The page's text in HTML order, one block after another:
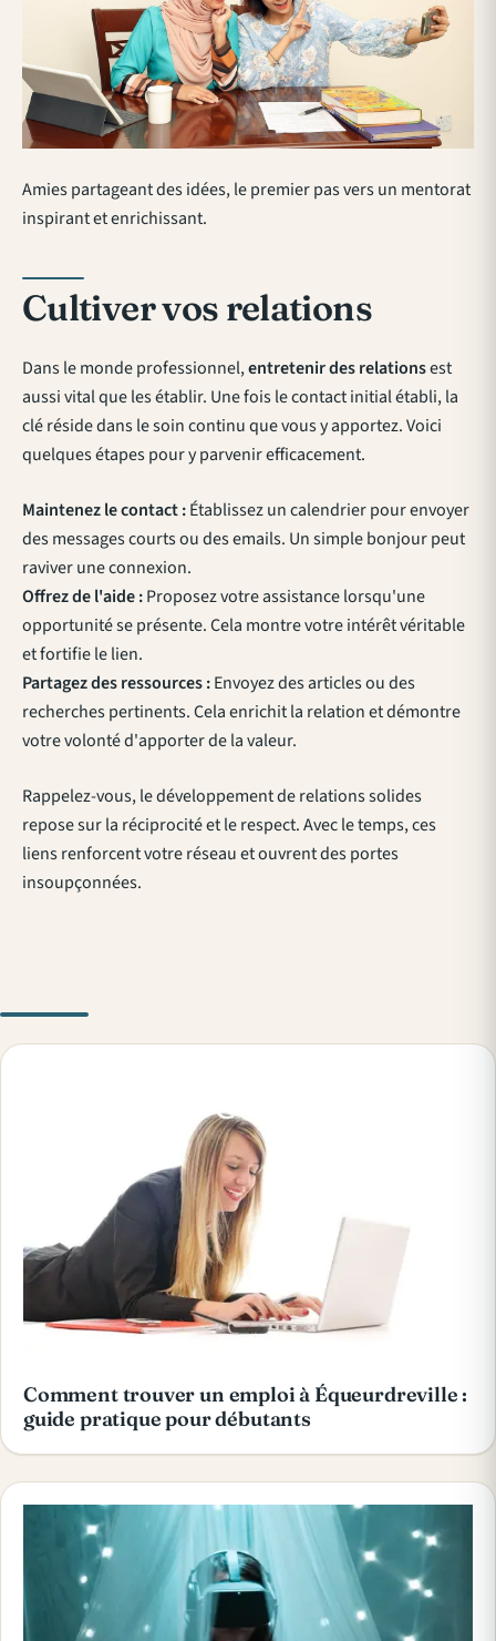
Amies partageant des idées, le premier pas vers un mentorat
inspirant et enrichissant.
Cultiver vos relations
Dans le monde professionnel,entretenir des relationsest
aussi vital que les établir. Une fois le contact initial établi, la
clé réside dans le soin continu que vous y apportez. Voici
quelques étapes pour y parvenir efficacement.
Maintenez le contact :Établissez un calendrier pour envoyer
des messages courts ou des emails. Un simple bonjour peut
raviver une connexion.
Offrez de l'aide :Proposez votre assistance lorsqu'une
opportunité se présente. Cela montre votre intérêt véritable
et fortifie le lien.
Partagez des ressources :Envoyez des articles ou des
recherches pertinents. Cela enrichit la relation et démontre
votre volonté d'apporter de la valeur.
Rappelez-vous, le développement de relations solides
repose sur la réciprocité et le respect. Avec le temps, ces
liens renforcent votre réseau et ouvrent des portes
insoupçonnées.
Comment trouver un emploi à Équeurdreville :
guide pratique pour débutants